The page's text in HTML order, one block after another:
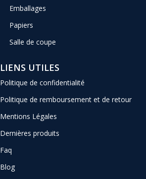
Emballages
Papiers
Salle de coupe
LIENS UTILES
Politique de confidentialité
Politique de remboursement et de retour
Mentions Légales
Dernières produits
Faq
Blog